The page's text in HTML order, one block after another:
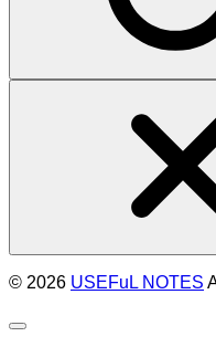
© 2026 USEFuL NOTES